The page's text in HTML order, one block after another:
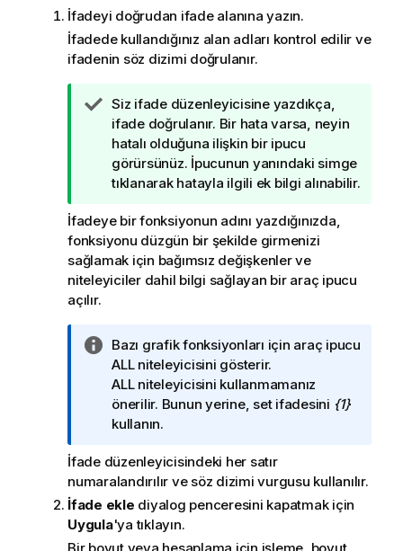
İfadeyi doğrudan ifade alanına yazın.
İfadede kullandığınız alan adları kontrol edilir ve
ifadenin söz dizimi doğrulanır.
İ
p
u
c
u
o
t
u
Siz ifade düzenleyicisine yazdıkça,
ifade doğrulanır. Bir hata varsa, neyin
hatalı olduğuna ilişkin bir ipucu
görürsünüz. İpucunun yanındaki simge
tıklanarak hatayla ilgili ek bilgi alınabilir.
İfadeye bir fonksiyonun adını yazdığınızda,
fonksiyonu düzgün bir şekilde girmenizi
sağlamak için bağımsız değişkenler ve
niteleyiciler dahil bilgi sağlayan bir araç ipucu
açılır.
B
i
l
g
i
o
t
u
Bazı grafik fonksiyonları için araç ipucu
ALLniteleyicisini gösterir.
ALLniteleyicisini kullanmamanız
önerilir. Bunun yerine, set ifadesini {1}
kullanın.
İfade düzenleyicisindeki her satır
numaralandırılır ve söz dizimi vurgusu kullanılır.
İfade ekle diyalog penceresini kapatmak için
Uygula'ya tıklayın.
Bir boyut veya hesaplama için işleme, boyut